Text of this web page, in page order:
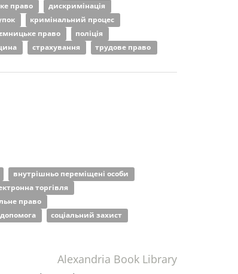
право
дискримінація
кримінальний процес
право
поліція
страхування
трудове право
внутрішньо переміщені особи
торгівля
право
соціальний захист
Alexandria Book Library